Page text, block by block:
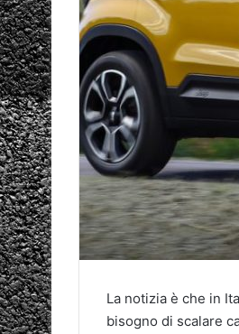
La notizia è che in
bisogno di scalare